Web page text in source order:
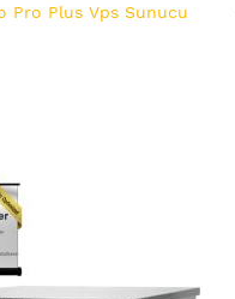
Pro Plus Vps Sunucu